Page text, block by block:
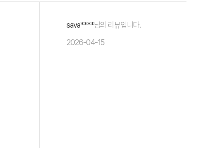
sava****님의 리뷰입니다.
2026-04-15